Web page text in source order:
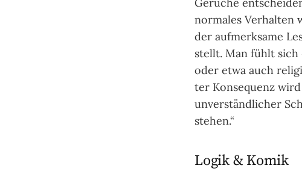
Gerüche
nor­ma­les Ver­hal­ten
der auf­merk­same
stellt. Man fühlt
oder etwa auch
ter Kon­se­quenz
unver­ständ­li­cher
ste­hen.“
Logik & Komik